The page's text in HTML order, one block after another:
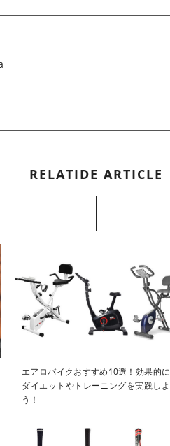
RELATIDE ARTICLE
エアロバイクおすすめ10選！効果的に
ダイエットやトレーニングを実践しよ
う！